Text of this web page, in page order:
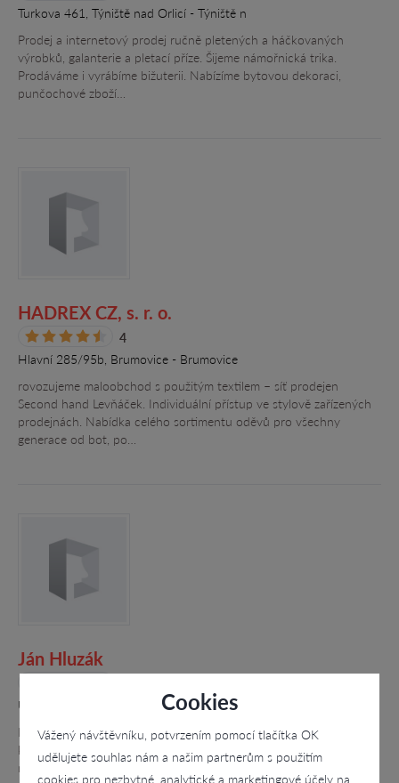
Cookies
Vážený návštěvníku, potvrzením pomocí tlačítka OK
udělujete souhlas nám a našim partnerům s použitím
cookies pro nezbytné, analytické a marketingové účely na
Turkova 461, Týniště nad Orlicí - Týniště n
Prodej a internetový prodej ručně pletených a háčkovaných
výrobků, galanterie a pletací příze. Šijeme námořnická trika.
Prodáváme i vyrábíme bižuterii. Nabízíme bytovou dekoraci,
punčochové zboží…
HADREX CZ, s. r. o.
4
Hlavní 285/95b, Brumovice - Brumovice
rovozujeme maloobchod s použitým textilem – síť prodejen
Second hand Levňáček. Individuální přístup ve stylově zařízených
prodejnách. Nabídka celého sortimentu oděvů pro všechny
generace od bot, po…
Ján Hluzák
U Studia 2253/20, Ostrava - Zábřeh
Ložní povlečení vyrábíme ve vlastní chráněné dílně a jeho vysoká
kvalita je výsledkem více než 20letých zkušeností. V naší nabídce
najdete povlečení mnoha barev a vzorů z kvalitních materiálů. V…